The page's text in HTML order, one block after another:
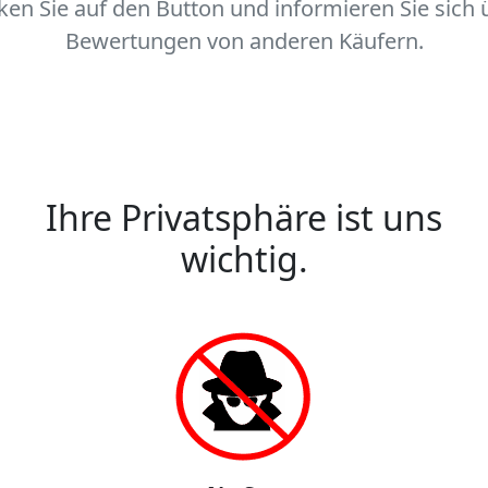
Sie auf den Button und informieren Sie sich
Bewertungen von anderen Käufern.
Ihre Privatsphäre ist uns
wichtig.